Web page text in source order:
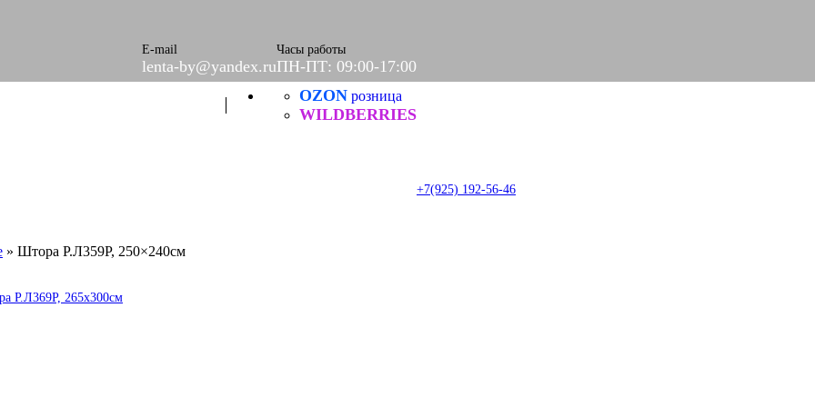
E-mail
lenta-by@yandex.ru
Часы работы
ПН-ПТ: 09:00-17:00
+7(925) 192-56-46
OZON розница
WILDBERRIES
» Штора Р.Л359Р, 250×240см
Р.Л369Р, 265x300см